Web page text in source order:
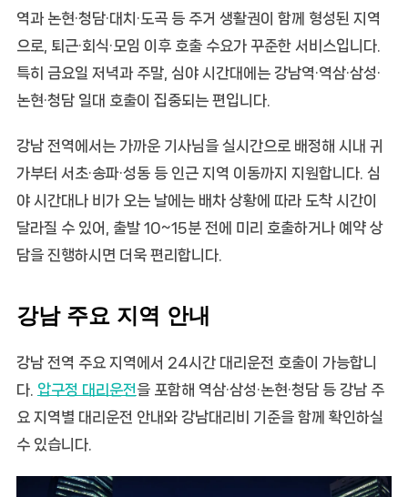
역과 논현·청담·대치·도곡 등 주거 생활권이 함께 형성된 지역
으로, 퇴근·회식·모임 이후 호출 수요가 꾸준한 서비스입니다.
특히 금요일 저녁과 주말, 심야 시간대에는 강남역·역삼·삼성·
논현·청담 일대 호출이 집중되는 편입니다.
강남 전역에서는 가까운 기사님을 실시간으로 배정해 시내 귀
가부터 서초·송파·성동 등 인근 지역 이동까지 지원합니다. 심
야 시간대나 비가 오는 날에는 배차 상황에 따라 도착 시간이
달라질 수 있어, 출발 10~15분 전에 미리 호출하거나 예약 상
담을 진행하시면 더욱 편리합니다.
강남 주요 지역 안내
강남 전역 주요 지역에서 24시간 대리운전 호출이 가능합니
다. 압구정 대리운전을 포함해 역삼·삼성·논현·청담 등 강남 주
요 지역별 대리운전 안내와 강남대리비
기준을 함께 확인하실
수 있습니다.